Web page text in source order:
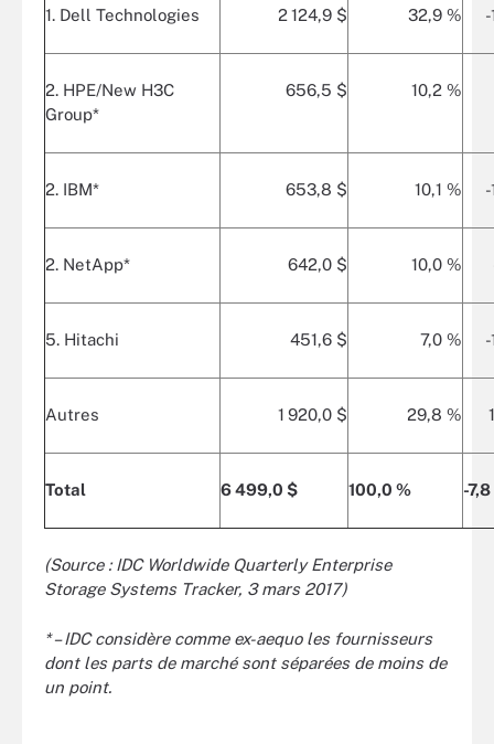
1. Dell Technologies 2 124,9 $ 32,9 %
2. HPE/New H3C
Group*
656,5 $ 10,2 %
2. IBM* 653,8 $ 10,1 %
2. NetApp* 642,0 $ 10,0 %
5. Hitachi 451,6 $ 7,0 %
Autres 1 920,0 $ 29,8 %
Total 6 499,0 $ 100,0 % -
(Source : IDC Worldwide Quarterly Enterprise
Storage Systems Tracker, 3 mars 2017)
* – IDC considère comme ex-aequo les fournisseurs
dont les parts de marché sont séparées de moins de
un point.